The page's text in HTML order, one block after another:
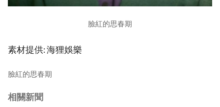
臉紅的思春期
素材提供: 海狸娛樂
臉紅的思春期
相關新聞